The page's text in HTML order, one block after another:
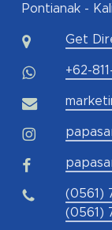
Pontianak -
Get
+62-
(0561)
(0561)